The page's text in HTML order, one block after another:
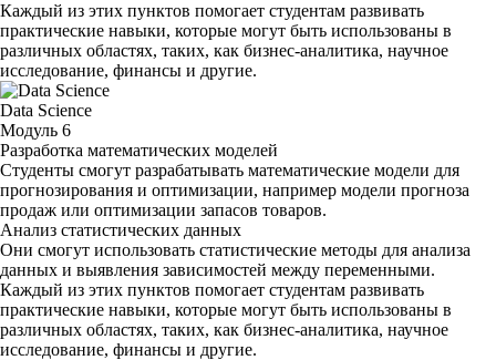
Каждый из этих пунктов помогает студентам развивать
практические навыки, которые могут быть использованы в
различных областях, таких, как бизнес-аналитика, научное
исследование, финансы и другие.
Data Science
Модуль 6
Разработка математических моделей
Студенты смогут разрабатывать математические модели для
прогнозирования и оптимизации, например модели прогноза
продаж или оптимизации запасов товаров.
Анализ статистических данных
Они смогут использовать статистические методы для анализа
данных и выявления зависимостей между переменными.
Каждый из этих пунктов помогает студентам развивать
практические навыки, которые могут быть использованы в
различных областях, таких, как бизнес-аналитика, научное
исследование, финансы и другие.